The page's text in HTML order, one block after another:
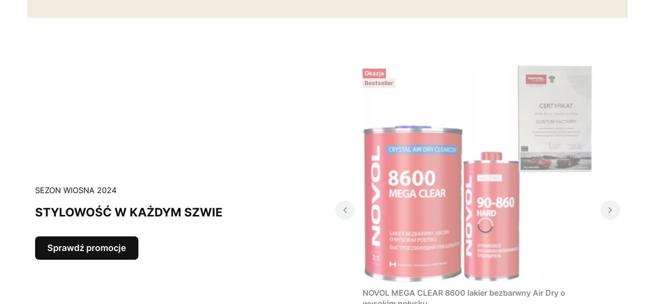
SEZON WIOSNA 2024
STYLOWOŚĆ W KAŻDYM SZWIE
Sprawdź promocje
Okazja
Bestseller
NOVOL MEGA CLEAR 8600 lakier bezbarwny Air Dry o